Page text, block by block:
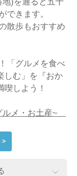
できます。
散歩もおすすめ
「グルメを食べ
しむ」を『おか
しよう！
メ・お土産~
>